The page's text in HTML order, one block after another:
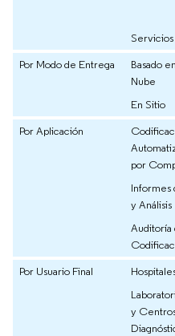
Servicios
Por Modo de Entrega
Basado
Nube
En Sitio
Por Aplicación
por
Informes
y Análisis
Auditoría
Por Usuario Final
y